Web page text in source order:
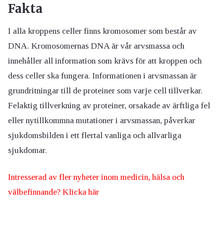
Fakta
I alla kroppens celler finns kromosomer som består av
DNA. Kromosomernas DNA är vår arvsmassa och
innehåller all information som krävs för att kroppen och
dess celler ska fungera. Informationen i arvsmassan är
grundritningar till de proteiner som varje cell tillverkar.
Felaktig tillverkning av proteiner, orsakade av ärftliga fel
eller nytillkommna mutationer i arvsmassan, påverkar
sjukdomsbilden i ett flertal vanliga och allvarliga
sjukdomar.
Intresserad av fler nyheter inom medicin, hälsa och
välbefinnande? Klicka här